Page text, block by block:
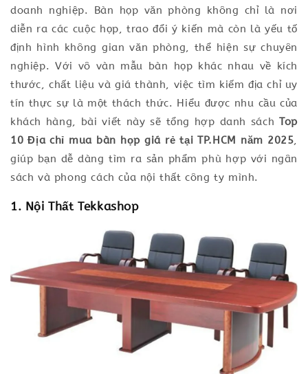
doanh nghiệp. Bàn họp văn phòng không chỉ là nơi
diễn ra các cuộc họp, trao đổi ý kiến mà còn là yếu tố
định hình không gian văn phòng, thể hiện sự chuyên
nghiệp. Với vô vàn mẫu bàn họp khác nhau về kích
thước, chất liệu và giá thành, việc tìm kiếm địa chỉ uy
tín thực sự là một thách thức. Hiểu được nhu cầu của
khách hàng, bài viết này sẽ tổng hợp danh sáchTop
10 Địa chỉ mua bàn họp giá rẻ tại TP.HCM năm 2025,
giúp bạn dễ dàng tìm ra sản phẩm phù hợp với ngân
sách và phong cách của nội thất công ty mình.
1. Nội Thất Tekkashop